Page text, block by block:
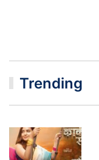
Trending